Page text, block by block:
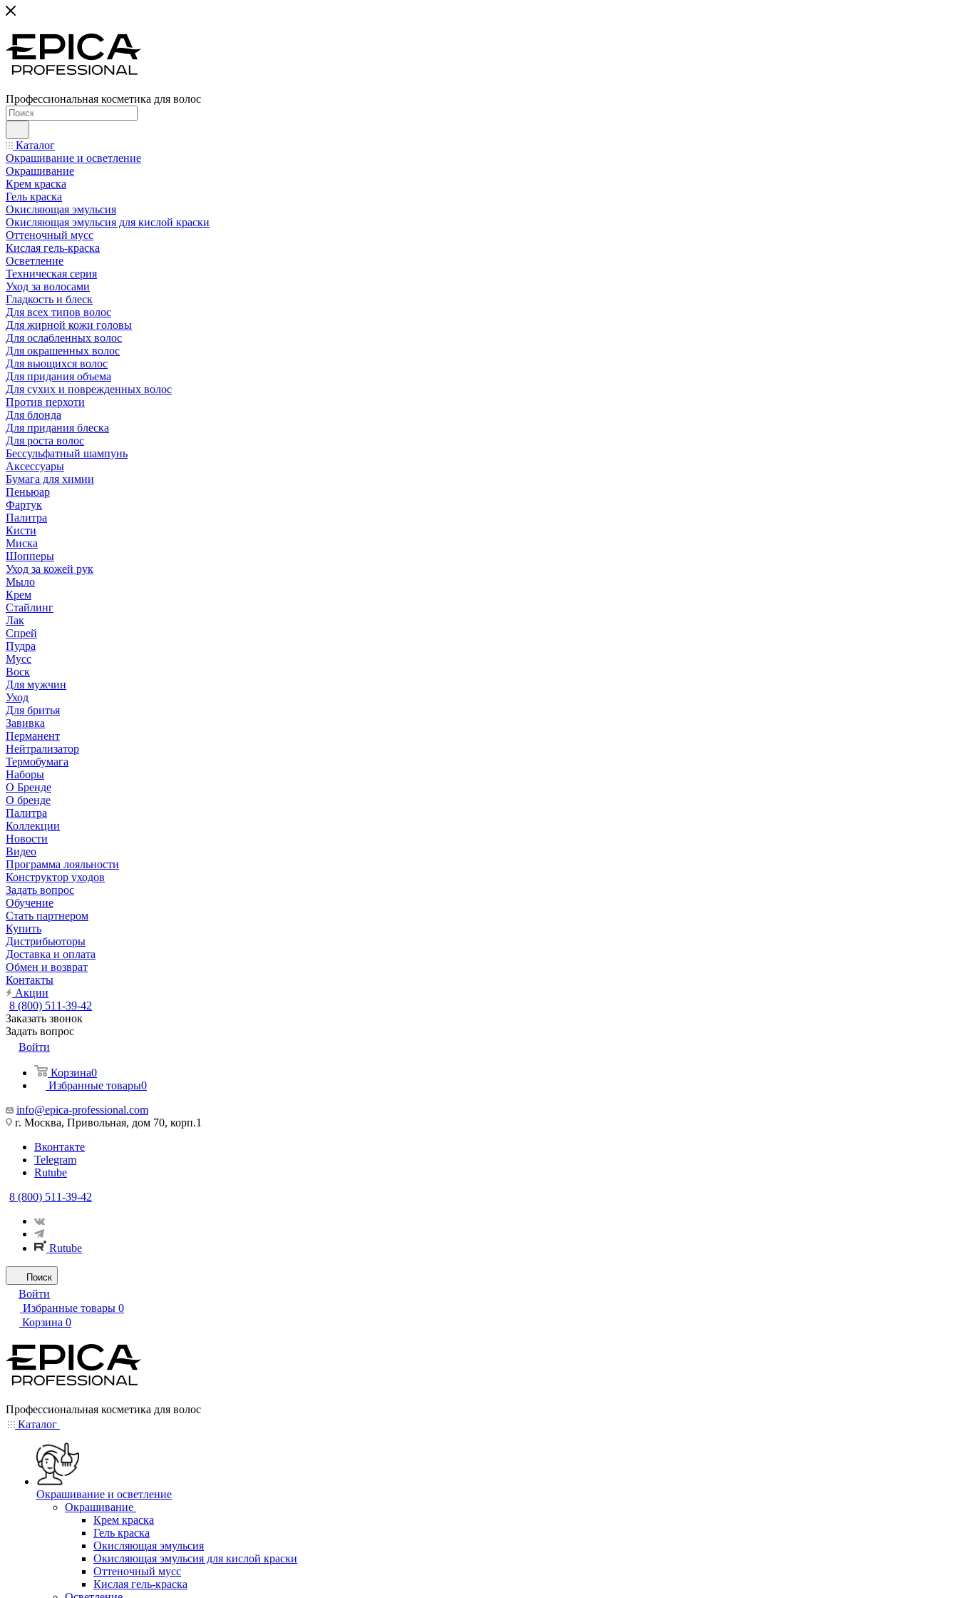
Профессиональная косметика для волос
Каталог
Окрашивание и осветление
Окрашивание
Крем краска
Гель краска
Окисляющая эмульсия
Окисляющая эмульсия для кислой краски
Оттеночный мусс
Кислая гель-краска
Осветление
Техническая серия
Уход за волосами
Гладкость и блеск
Для всех типов волос
Для жирной кожи головы
Для ослабленных волос
Для окрашенных волос
Для вьющихся волос
Для придания объема
Для сухих и поврежденных волос
Против перхоти
Для блонда
Для придания блеска
Для роста волос
Бессульфатный шампунь
Аксессуары
Бумага для химии
Пеньюар
Фартук
Палитра
Кисти
Миска
Шопперы
Уход за кожей рук
Мыло
Крем
Стайлинг
Лак
Спрей
Пудра
Мусс
Воск
Для мужчин
Уход
Для бритья
Завивка
Перманент
Нейтрализатор
Термобумага
Наборы
О Бренде
О бренде
Палитра
Коллекции
Новости
Видео
Программа лояльности
Конструктор уходов
Задать вопрос
Обучение
Стать партнером
Купить
Дистрибьюторы
Доставка и оплата
Обмен и возврат
Контакты
Акции
8 (800) 511-39-42
Заказать звонок
Задать вопрос
Войти
Корзина0
Избранные товары0
info@epica-professional.com
г. Москва, Привольная, дом 70, корп.1
Вконтакте
Telegram
Rutube
8 (800) 511-39-42
Rutube
Поиск
Войти
Избранные товары 0
Корзина 0
Профессиональная косметика для волос
Каталог
Окрашивание и осветление
Окрашивание
Крем краска
Гель краска
Окисляющая эмульсия
Окисляющая эмульсия для кислой краски
Оттеночный мусс
Кислая гель-краска